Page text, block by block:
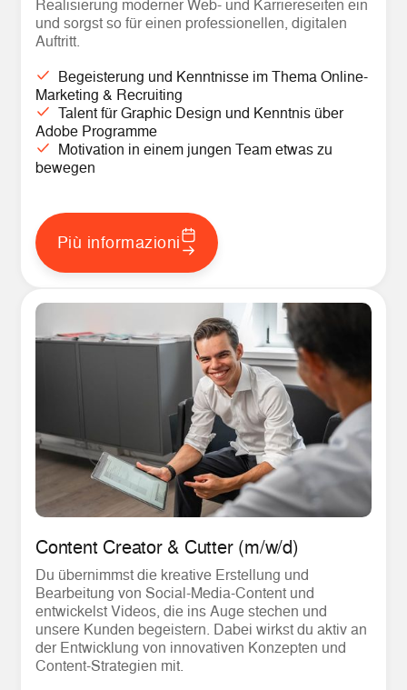
Realisierung moderner Web- und Karriereseiten ein
und sorgst so für einen professionellen, digitalen
Auftritt.
Begeisterung und Kenntnisse im Thema Online-
Marketing & Recruiting
Talent für Graphic Design und Kenntnis über
Adobe Programme
Motivation in einem jungen Team etwas zu
bewegen
Più informazioni
Content Creator & Cutter (m/w/d)
Du übernimmst die kreative Erstellung und
Bearbeitung von Social-Media-Content und
entwickelst Videos, die ins Auge stechen und
unsere Kunden begeistern. Dabei wirkst du aktiv an
der Entwicklung von innovativen Konzepten und
Content-Strategien mit.